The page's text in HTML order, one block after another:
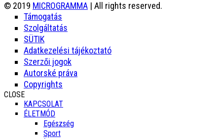
© 2019 MICROGRAMMA | All rights reserved.
Támogatás
Szolgáltatás
SÜTIK
Adatkezelési tájékoztató
Szerzői jogok
Autorské práva
Copyrights
CLOSE
KAPCSOLAT
ÉLETMÓD
Egészség
Sport